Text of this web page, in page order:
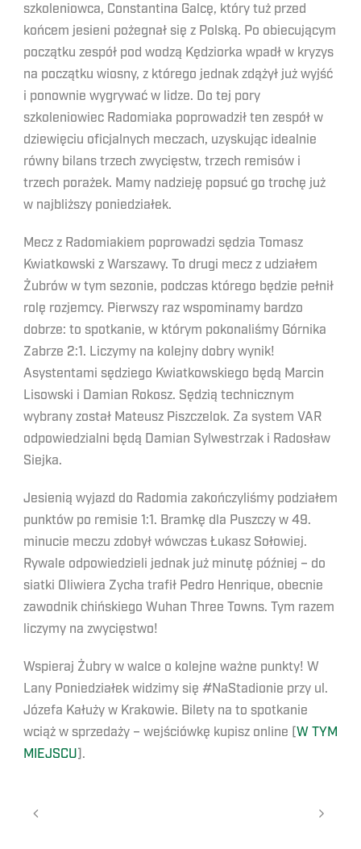
szkoleniowca, Constantina Galcę, który tuż przed
końcem jesieni pożegnał się z Polską. Po obiecującym
początku zespół pod wodzą Kędziorka wpadł w kryzys
na początku wiosny, z którego jednak zdążył już wyjść
i ponownie wygrywać w lidze. Do tej pory
szkoleniowiec Radomiaka poprowadził ten zespół w
dziewięciu oficjalnych meczach, uzyskując idealnie
równy bilans trzech zwycięstw, trzech remisów i
trzech porażek. Mamy nadzieję popsuć go trochę już
w najbliższy poniedziałek.
Mecz z Radomiakiem poprowadzi sędzia Tomasz
Kwiatkowski z Warszawy. To drugi mecz z udziałem
Żubrów w tym sezonie, podczas którego będzie pełnił
rolę rozjemcy. Pierwszy raz wspominamy bardzo
dobrze: to spotkanie, w którym pokonaliśmy Górnika
Zabrze 2:1. Liczymy na kolejny dobry wynik!
Asystentami sędziego Kwiatkowskiego będą Marcin
Lisowski i Damian Rokosz. Sędzią technicznym
wybrany został Mateusz Piszczelok. Za system VAR
odpowiedzialni będą Damian Sylwestrzak i Radosław
Siejka.
Jesienią wyjazd do Radomia zakończyliśmy podziałem
punktów po remisie 1:1. Bramkę dla Puszczy w 49.
minucie meczu zdobył wówczas Łukasz Sołowiej.
Rywale odpowiedzieli jednak już minutę później – do
siatki Oliwiera Zycha trafił Pedro Henrique, obecnie
zawodnik chińskiego Wuhan Three Towns. Tym razem
liczymy na zwycięstwo!
Wspieraj Żubry w walce o kolejne ważne punkty! W
Lany Poniedziałek widzimy się #NaStadionie przy ul.
Józefa Kałuży w Krakowie. Bilety na to spotkanie
wciąż w sprzedaży – wejściówkę kupisz online [W TYM
MIEJSCU].